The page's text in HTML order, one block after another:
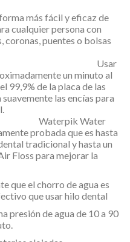
más fácil y eficaz de
cualquier persona con
puentes o bolsas
un minuto al
99,9% de la placa de las
las encías para
en general.
Water
probada que es hasta
tradicional y hasta un
Floss para mejorar la
que el chorro de agua es
que usar hilo dental
presión de agua de 10 a 90